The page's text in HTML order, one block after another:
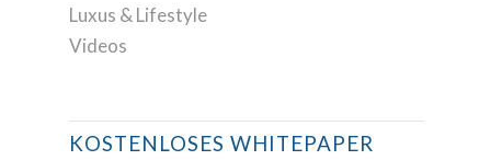
Luxus & Lifestyle
Videos
KOSTENLOSES WHITEPAPER